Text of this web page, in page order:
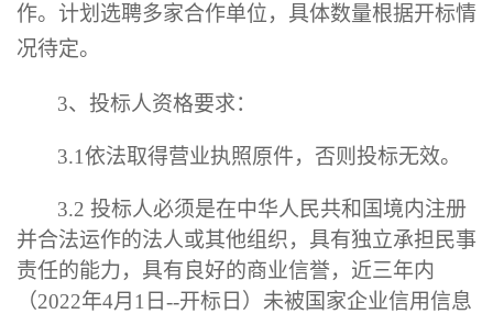
作。计划选聘多家合作单位，具体数量根据开标情
况待定。
3、 投标人资格要求：
3.1依法取得营业执照原件，否则投标无效。
3.2 投标人必须是在中华人民共和国境内注册
并合法运作的法人或其他组织，具有独立承担民事
责任的能力，具有良好的商业信誉，近三年内
（2022年4月 1 日--开标日）未被国家企业信用信息